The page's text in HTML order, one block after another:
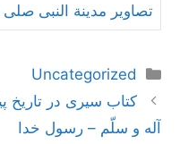
تصاویر مدینة النبی صلی
دسته‌ها
Uncategorized
ناوبری
نوشته‌ها
کتاب سیری در تاریخ
آله و سلّم – رسول خدا